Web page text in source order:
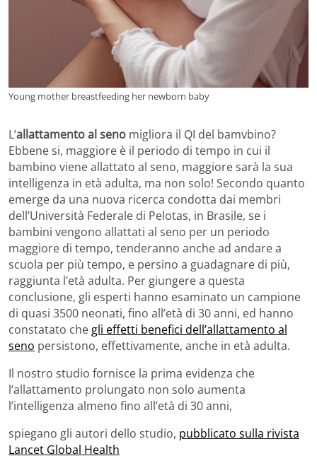
Young mother breastfeeding her newborn baby
L’allattamento al seno migliora il QI del bamvbino?
Ebbene si, maggiore è il periodo di tempo in cui il
bambino viene allattato al seno, maggiore sarà la sua
intelligenza in età adulta, ma non solo! Secondo quanto
emerge da una nuova ricerca condotta dai membri
dell’Università Federale di Pelotas, in Brasile, se i
bambini vengono allattati al seno per un periodo
maggiore di tempo, tenderanno anche ad andare a
scuola per più tempo, e persino a guadagnare di più,
raggiunta l’età adulta. Per giungere a questa
conclusione, gli esperti hanno esaminato un campione
di quasi 3500 neonati, fino all’età di 30 anni, ed hanno
constatato che gli effetti benefici dell’allattamento al
seno persistono, effettivamente, anche in età adulta.
Il nostro studio fornisce la prima evidenza che
l’allattamento prolungato non solo aumenta
l’intelligenza almeno fino all’età di 30 anni,
spiegano gli autori dello studio, pubblicato sulla rivista
Lancet Global Health